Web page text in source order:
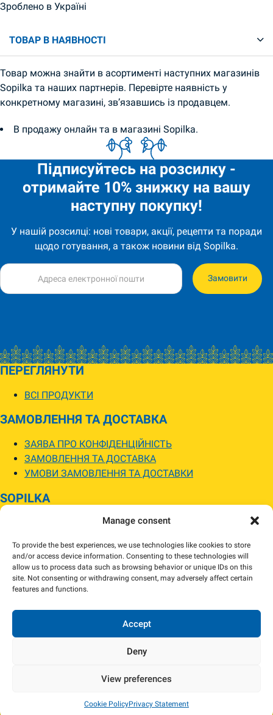
Manage consent
To provide the best experiences, we use technologies like cookies to store
and/or access device information. Consenting to these technologies will
allow us to process data such as browsing behavior or unique IDs on this
site. Not consenting or withdrawing consent, may adversely affect certain
features and functions.
Accept
Deny
View preferences
Cookie PolicyPrivacy Statement
Зроблено в Україні
ТОВАР В НАЯВНОСТІ
Товар можна знайти в асортименті наступних магазинів
Sopilka та наших партнерів. Перевірте наявність у
конкретному магазині, зв’язавшись із продавцем.
В продажу онлайн та в магазині Sopilka.
Підписуйтесь на розсилку -
отримайте 10% знижку на вашу
наступну покупку!
У нашій розсилці: нові товари, акції, рецепти та поради
щодо готування, а також новини від Sopilka.
Замовити
ПЕРЕГЛЯНУТИ
ВСІ ПРОДУКТИ
ЗАМОВЛЕННЯ ТА ДОСТАВКА
ЗАЯВА ПРО КОНФІДЕНЦІЙНІСТЬ
ЗАМОВЛЕННЯ ТА ДОСТАВКА
УМОВИ ЗАМОВЛЕННЯ ТА ДОСТАВКИ
SOPILKA
МАГАЗИНИ SOPILKA
НОВИНИ
Зображення товарів на вебсайті можуть відрізнятися від їхнього
За потреби ми зв’яжемося та погодимо заміну.
Copyright 2024 Sopilka.fi – Всі права захищені